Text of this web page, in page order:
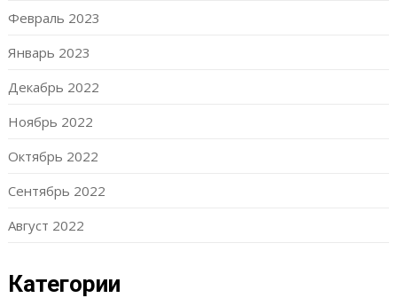
Февраль 2023
Январь 2023
Декабрь 2022
Ноябрь 2022
Октябрь 2022
Сентябрь 2022
Август 2022
Категории